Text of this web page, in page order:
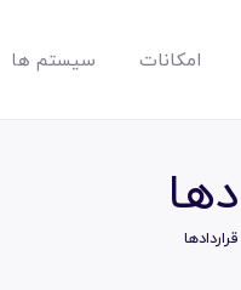
امکانات سیستم ها